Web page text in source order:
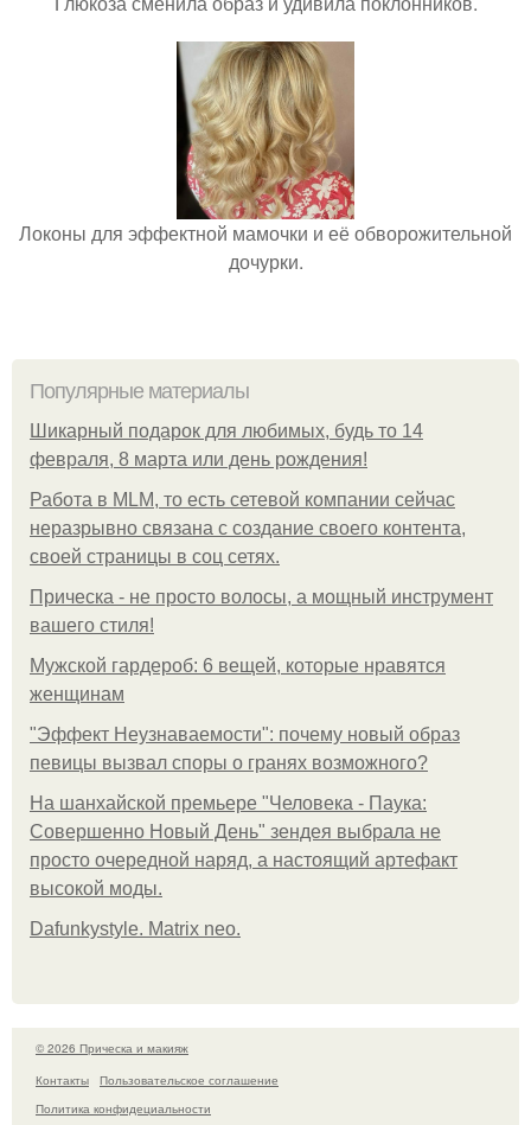
Локоны для эффектной мамочки и её обворожительной
дочурки.
Популярные материалы
Шикарный подарок для любимых, будь то 14
февраля, 8 марта или день рождения!
Работа в MLM, то есть сетевой компании сейчас
неразрывно связана с создание своего контента,
своей страницы в соц сетях.
Прическа - не просто волосы, а мощный инструмент
вашего стиля!
Мужской гардероб: 6 вещей, которые нравятся
женщинам
"Эффект Неузнаваемости": почему новый образ
певицы вызвал споры о гранях возможного?
На шанхайской премьере "Человека - Паука:
Совершенно Новый День" зендея выбрала не
просто очередной наряд, а настоящий артефакт
высокой моды.
Dafunkystyle. Matrix neo.
© 2026 Прическа и макияж
Контакты
Пользовательское соглашение
Политика конфидециальности